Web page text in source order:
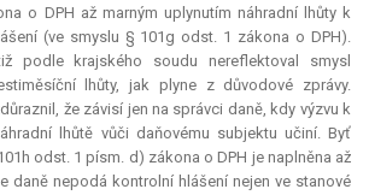
o DPH až marným uplynutím náhradní lhůty k
(ve smyslu § 101g odst. 1 zákona o DPH).
podle krajského soudu nereflektoval smysl
lhůty, jak plyne z důvodové zprávy.
že závisí jen na správci daně, kdy výzvu k
lhůtě vůči daňovému subjektu učiní. Byť
odst. 1 písm. d) zákona o DPH je naplněna až
daně nepodá kontrolní hlášení nejen ve stanové